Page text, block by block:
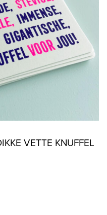
VETTE KNUFFEL